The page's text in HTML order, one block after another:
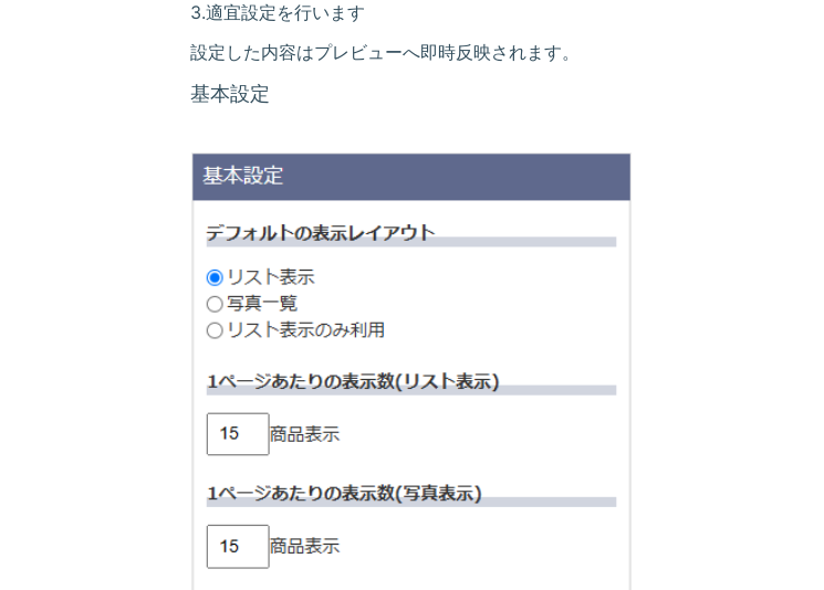
3.適宜設定を行います
設定した内容はプレビューへ即時反映されます。
基本設定